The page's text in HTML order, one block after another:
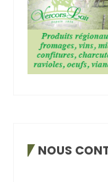
NOUS